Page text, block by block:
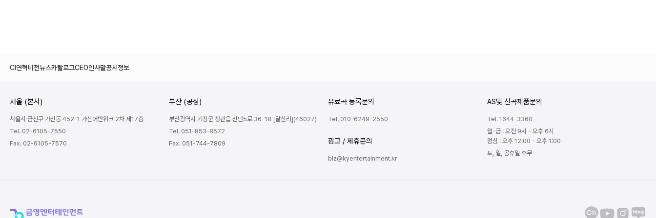
CI연혁비전뉴스카탈로그CEO인사말공시정보
서울 (본사)
서울시 금천구 가산동 452-1 가산어반워크 2차 제17층
Tel. 02-6105-7550
Fax. 02-6105-7570
부산 (공장)
부산광역시 기장군 정관읍 산단5로 36-18 [달산리](46027)
Tel. 051-853-8572
Fax. 051-744-7809
유료곡 등록문의
Tel. 010-6249-2550
광고 / 제휴문의
biz@kyentertainment.kr
AS및 신곡제품문의
Tel. 1644-3360
월-금 : 오전 9시 - 오후 6시
점심 : 오후 12:00 - 오후 1:00
토, 일, 공휴일 휴무